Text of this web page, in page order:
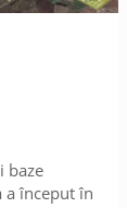
baze
a început în